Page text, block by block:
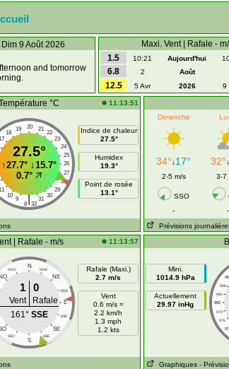
Dim 9 Août 2026
and tomorrow
Maxi. Vent | Rafale -
1.5
10:21 Aujourd'hui
6.8
2 Août
12.5
5 Avr 2026 9
°C 11:13:51
20
19 21
18
22
23
24
25
26
27
28
29
10
30
9 31
|
8 32
27.5°
↑27.7° ↓15.7°
0.7°
Indice de chaleur
27.5°
Humidex
19.3°
Point de rosée
13.1°
Dimanche
34°↓17° 32°↓
2-5 m/s 3-7
SSO
-
-
Prévisions
| Rafale - m/s 11:13:57
N
NNO NNE
NO NE
ENE
E
ESE
SE
SSO SSE
S
1 0
Vent
Rafale
161° SSE
Rafale (Maxi.)
2.7 m/s
Vent
0.6 m/s =
2.2 km/h
1.3 mph
1.2 kts
Mini.
1014.9 hPa
Actuellement
29.97 inHg
988
985
982
979
976
Graphiques -